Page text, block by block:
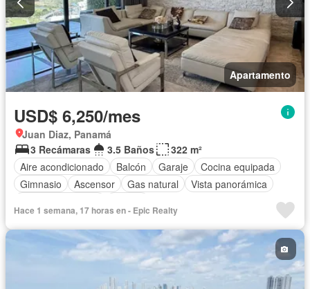
Apartamento
USD$ 6,250/mes
Juan Diaz, Panamá
3 Recámaras
3.5 Baños
322 m²
Aire acondicionado
Balcón Garaje
Cocina equipada
Gimnasio
Ascensor Gas natural
Vista panorámica
Hace 1 semana, 17 horas en - Epic Realty